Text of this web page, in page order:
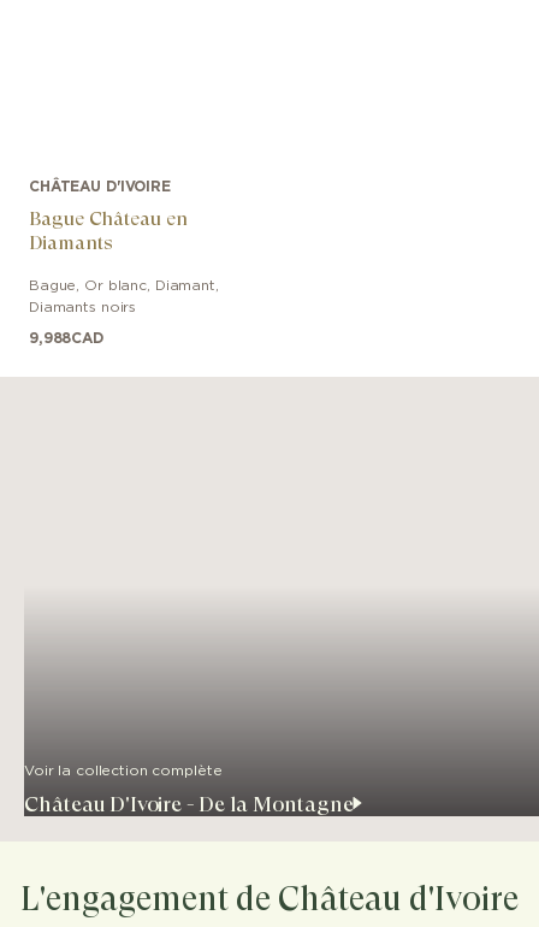
CHÂTEAU D'IVOIRE
Bague Château en
Diamants
Bague Or blanc
Diamant,
Diamants noirs
9,988CAD
Voir la collection complète
Château D'Ivoire - De la Montagne
L'engagement de Château d'Ivoire